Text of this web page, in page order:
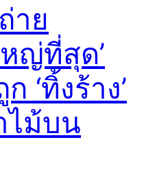
าย
ญ่ที่สุด’
‘ทิ้งร้าง’
ไม้บน